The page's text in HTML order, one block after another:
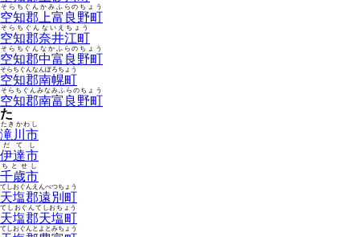
空知郡上富良野町
そらちぐんかみふらのちょう
空知郡奈井江町
そらちぐんないえちょう
空知郡中富良野町
そらちぐんなかふらのちょう
空知郡南幌町
そらちぐんなんぽろちょう
空知郡南富良野町
そらちぐんみなみふらのちょう
た
滝川市
たきかわし
伊達市
だてし
千歳市
ちとせし
天塩郡遠別町
てしおぐんえんべつちょう
天塩郡天塩町
てしおぐんてしおちょう
てしおぐんとよとみちょう